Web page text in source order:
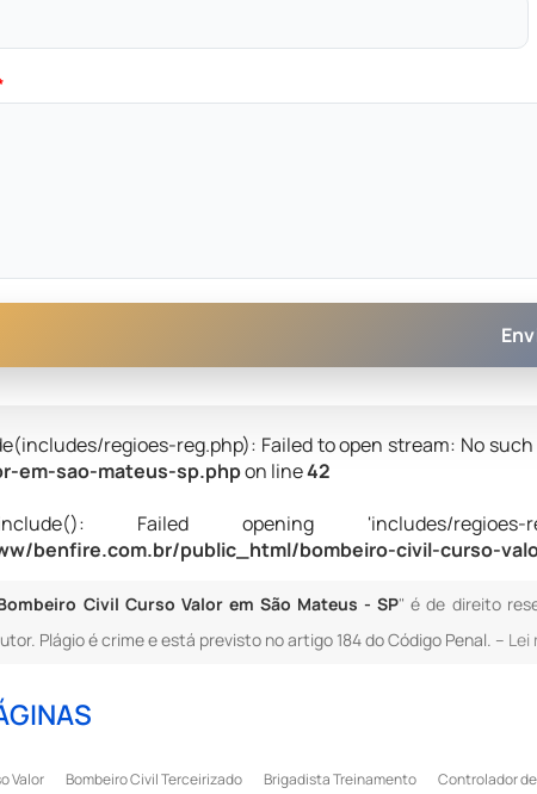
regioes-reg.php): Failed to open stream: No
em-sao-mateus-sp.phpon line42
Failed opening 'includes/regioes-
benfire.com.br/public_html/bombeiro-civil-curso-
Civil Curso Valor em São Mateus - SP" é de direito
Plágio é crime e está previsto no artigo 184 do Código Penal. – Lei
Valor Bombeiro Civil Terceirizado Brigadista Treinamento Controlador